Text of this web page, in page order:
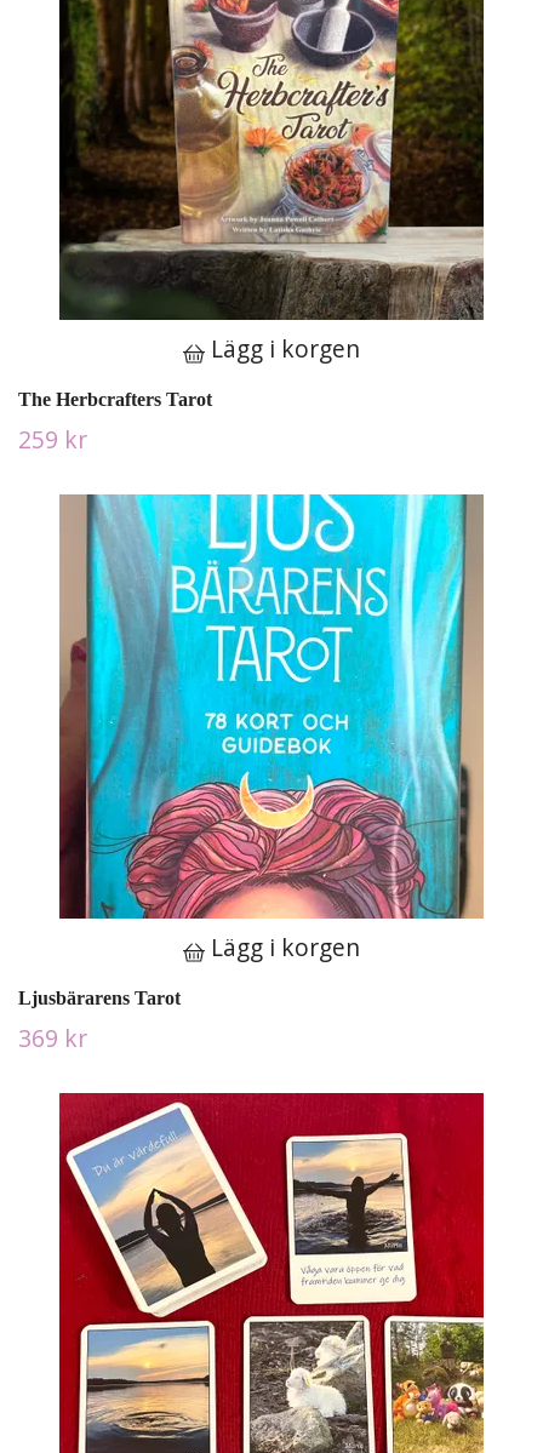
Lägg i korgen
The Herbcrafters Tarot
259 kr
Lägg i korgen
Ljusbärarens Tarot
369 kr